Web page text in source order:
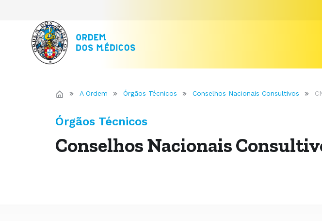
A Ordem Órgãos Técnicos Conselhos Nacionais Consultivos
Órgãos Técnicos
Conselhos Nacionais